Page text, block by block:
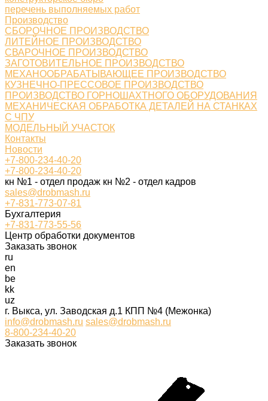
перечень выполняемых работ
Производство
СБОРОЧНОЕ ПРОИЗВОДСТВО
ЛИТЕЙНОЕ ПРОИЗВОДСТВО
СВАРОЧНОЕ ПРОИЗВОДСТВО
ЗАГОТОВИТЕЛЬНОЕ ПРОИЗВОДСТВО
МЕХАНООБРАБАТЫВАЮЩЕЕ ПРОИЗВОДСТВО
КУЗНЕЧНО-ПРЕССОВОЕ ПРОИЗВОДСТВО
ПРОИЗВОДСТВО ГОРНОШАХТНОГО ОБОРУДОВАНИЯ
МЕХАНИЧЕСКАЯ ОБРАБОТКА ДЕТАЛЕЙ НА СТАНКАХ
С ЧПУ
МОДЕЛЬНЫЙ УЧАСТОК
Контакты
Новости
+7-800-234-40-20
+7-800-234-40-20
кн №1 - отдел продаж кн №2 - отдел кадров
sales@drobmash.ru
+7-831-773-07-81
Бухгалтерия
+7-831-773-55-56
Центр обработки документов
Заказать звонок
ru
en
be
kk
uz
г. Выкса, ул. Заводская д.1 КПП №4 (Межонка)
info@drobmash.ru sales@drobmash.ru
8-800-234-40-20
Заказать звонок